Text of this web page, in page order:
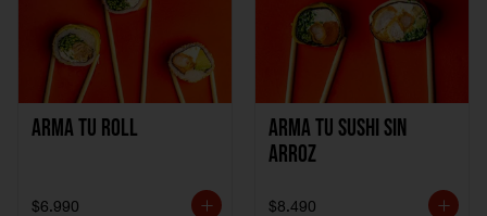
Arma Tu Roll
$6.990
Arma tu Sushi sin
Arroz
$8.490